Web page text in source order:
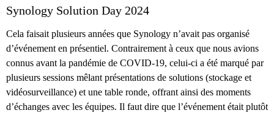
Synology Solution Day 2024
Cela faisait plusieurs années que Synology n’avait pas organisé
d’événement en présentiel. Contrairement à ceux que nous avions
connus avant la pandémie de COVID-19, celui-ci a été marqué par
plusieurs sessions mêlant présentations de solutions (stockage et
vidéosurveillance) et une table ronde, offrant ainsi des moments
d’échanges avec les équipes. Il faut dire que l’événement était plutôt